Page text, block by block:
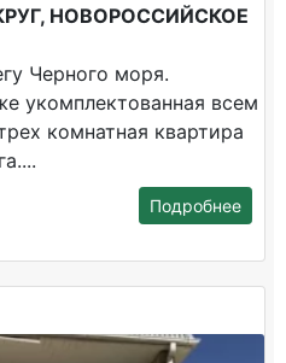
НОВОРОССИЙСКОЕ
Черного моря.
укомплектованная всем
комнатная квартира
Подробнее